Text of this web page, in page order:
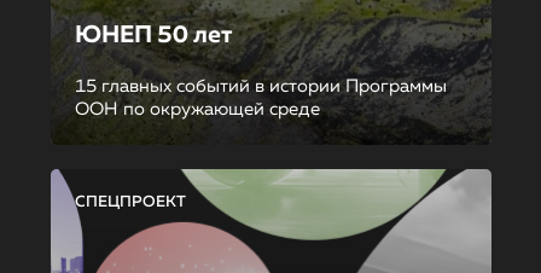
ЮНЕП 50 лет
15 главных событий в истории Программы
ООН по окружающей среде
СПЕЦПРОЕКТ